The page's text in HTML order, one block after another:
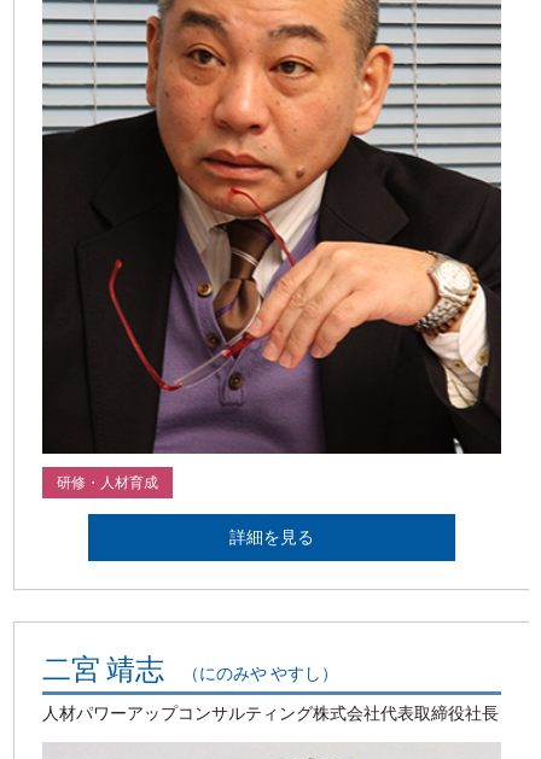
研修・人材育成
詳細を見る
二宮 靖志 （にのみや やすし）
人材パワーアップコンサルティング株式会社代表取締役社長